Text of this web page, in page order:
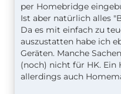
per Homebridge
Ist aber natürlich alles
Da es mit einfach zu
auszustatten habe ich
Geräten. Manche
(noch) nicht für HK.
allerdings auch